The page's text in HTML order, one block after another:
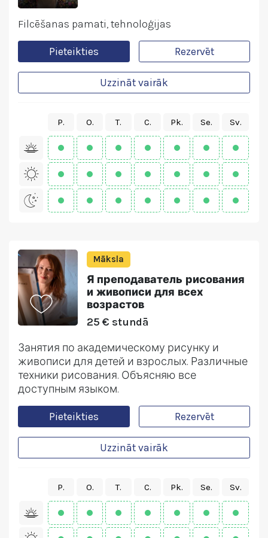
Filcēšanas pamati, tehnoloģijas
Pieteikties Rezervēt
Uzzināt vairāk
P. O. T. C. Pk. Se. Sv.
Māksla
Я преподаватель рисования
и живописи для всех
возрастов
25 € stundā
Занятия по академическому рисунку и
живописи для детей и взрослых. Различные
техники рисования. Объясняю все
доступным языком.
Pieteikties Rezervēt
Uzzināt vairāk
P. O. T. C. Pk. Se. Sv.